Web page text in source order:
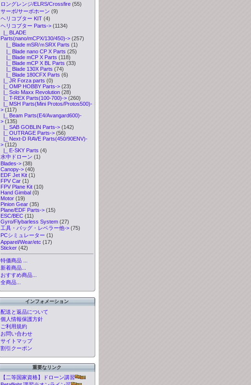
ロングレンジ/ELRS/Crossfire(55)
サーボ/サーボホーン (9)
ヘリコプター KIT(4)
ヘリコプター Parts->(1134)
|_ BLADE
Parts(nano/mCPX/130/450)->(257)
|_ Blade mSR/ｍSRX Parts (1)
|_ Blade nano CP X Parts (25)
|_ Blade mCP X Parts (118)
|_ Blade mCP X BL Parts (33)
|_ Blade 130X Parts (74)
|_ Blade 180CFX Parts (6)
|_ JR Forza parts (0)
|_ OMP HOBBY Parts->(23)
|_ Solo Maxx Revolution(28)
|_ T-REX Parts(100-700)->(260)
|_ MSH Parts(Mini Protos/Protos500)-
>(117)
|_ Beam Parts(E4/Avangard600)-
>(135)
|_ SAB GOBLIN Parts->(142)
|_ OUTRAGE Parts->(56)
|_ Next-D RAVE Parts(450/90ENV)-
>(112)
|_ E-SKY Parts (4)
水中ドローン (1)
Blades->(38)
Canopy->(40)
EDF Jet Kit(1)
FPV Car(1)
FPV Plane Kit(10)
Hand Gimbal(0)
Motor(19)
Pinion Gear(35)
Plane/EDF Parts->(15)
ESC/BEC(11)
Gyro/Flybarless System(27)
工具・バッグ・レベラー他->(75)
PCシミュレーター (1)
Apparel/Wear/etc (17)
Sticker(42)
特価商品 ...
新着商品...
おすすめ商品...
全商品...
インフォメーション
配送と返品について
個人情報保護方針
ご利用規約
お問い合わせ
サイトマップ
割引クーポン
重要なリンク
【二等国家資格】ドローン講習